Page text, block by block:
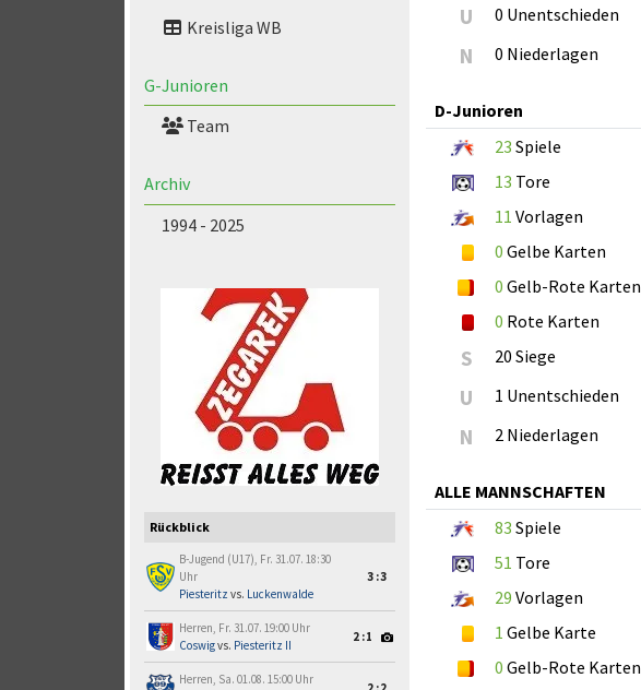
Kreisliga WB
G-Junioren
Team
Archiv
1994 - 2025
Rückblick
B-Jugend (U17), Fr. 31.07. 18:30
Uhr
Piesteritz vs. Luckenwalde
3:3
Herren, Fr. 31.07. 19:00 Uhr
Coswigvs. Piesteritz II
2:1
Herren, Sa. 01.08. 15:00 Uhr
U 0 Unentschieden
N 0 Niederlagen
D-Junioren
23 Spiele
13 Tore
11 Vorlagen
0 Gelbe Karten
0 Gelb-Rote Karten
0 Rote Karten
S 20 Siege
U 1 Unentschieden
N 2 Niederlagen
ALLE MANNSCHAFTEN
83 Spiele
51 Tore
29 Vorlagen
1 Gelbe Karte
0 Gelb-Rote Karten